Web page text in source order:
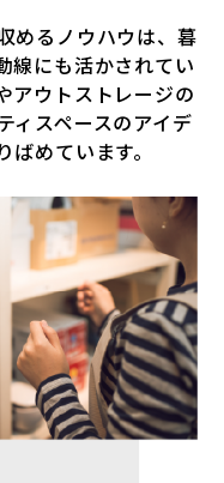
めるノウハウは、暮
線にも活かされてい
アウトストレージの
ィスペースのアイデ
めています。